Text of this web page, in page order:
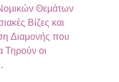
Θεμάτων
Βίζες και
Διαμονής που
Τηρούν οι